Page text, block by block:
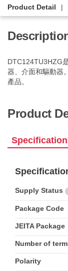
Product Detail
DTC124TU3HZG
器、介面和驅動器
產品。
Product
Supply Status
Package Code
JEITA Package
Number of
Polarity